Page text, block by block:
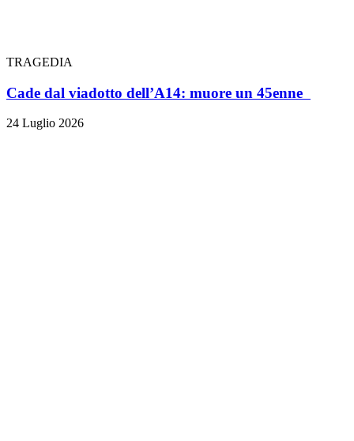
TRAGEDIA
Cade dal viadotto dell’A14: muore un 45enne
24 Luglio 2026